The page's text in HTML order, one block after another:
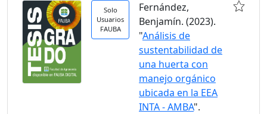
Solo
Usuarios
FAUBA
Fernández,
Benjamín. (2023).
"Análisis de
sustentabilidad de
una huerta con
manejo orgánico
ubicada en la EEA
INTA - AMBA".